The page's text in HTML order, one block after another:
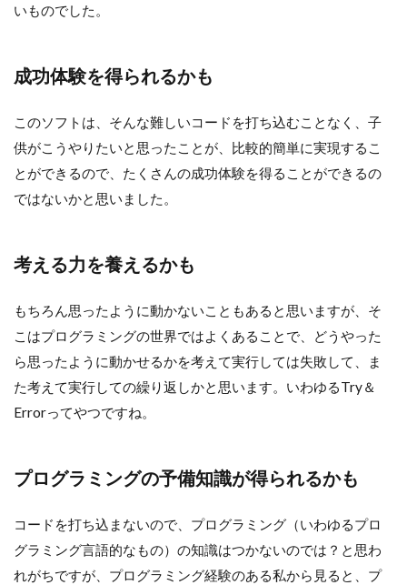
いものでした。
成功体験を得られるかも
このソフトは、そんな難しいコードを打ち込むことなく、子
供がこうやりたいと思ったことが、比較的簡単に実現するこ
とができるので、たくさんの成功体験を得ることができるの
ではないかと思いました。
考える力を養えるかも
もちろん思ったように動かないこともあると思いますが、そ
こはプログラミングの世界ではよくあることで、どうやった
ら思ったように動かせるかを考えて実行しては失敗して、ま
た考えて実行しての繰り返しかと思います。いわゆるTry＆
Errorってやつですね。
プログラミングの予備知識が得られるかも
コードを打ち込まないので、プログラミング（いわゆるプロ
グラミング言語的なもの）の知識はつかないのでは？と思わ
れがちですが、プログラミング経験のある私から見ると、プ